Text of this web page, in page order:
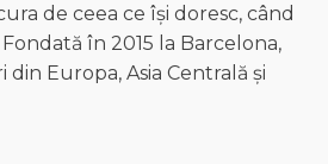
de ceea ce își doresc, când
în 2015 la Barcelona,
Europa, Asia Centrală și